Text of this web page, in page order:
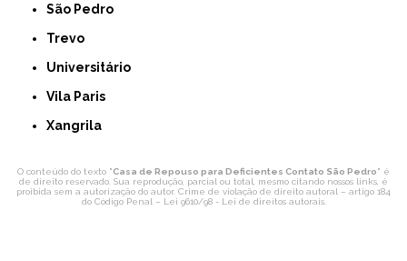
São Pedro
Trevo
Universitário
Vila Paris
Xangrila
O conteúdo do texto "Casa de Repouso para Deficientes Contato São Pedro" é
de direito reservado. Sua reprodução, parcial ou total, mesmo citando nossos links, é
proibida sem a autorização do autor. Crime de violação de direito autoral – artigo 184
do Código Penal – Lei 9610/98 - Lei de direitos autorais.